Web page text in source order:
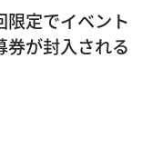
限定でイベント
券が封入される